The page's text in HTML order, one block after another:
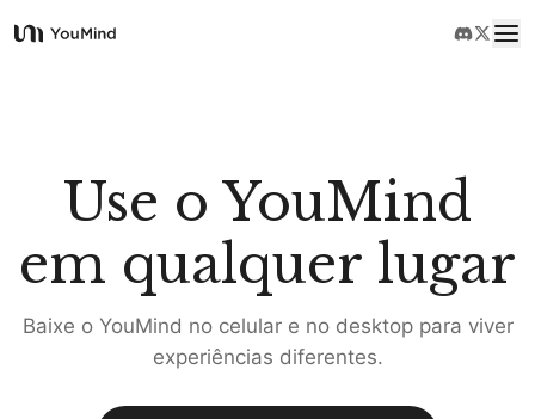
YouMind
Casos de Uso
Habilidades
Prompts
Use o YouMind
em qualquer lugar
Baixe o YouMind no celular e no desktop para viver
experiências diferentes.